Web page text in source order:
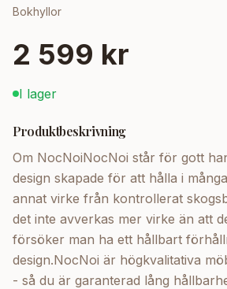
Bokhyllor
2 599 kr
I lager
Produktbeskrivning
Om NocNoiNocNoi står för gott
design skapade för att hålla i
annat virke från kontrollerat
det inte avverkas mer virke än att
försöker man ha ett hållbart
design.NocNoi är högkvalitativa
- så du är garanterad lång